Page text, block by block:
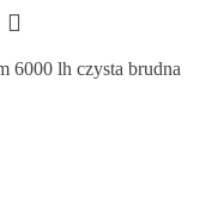
6000 lh czysta brudna